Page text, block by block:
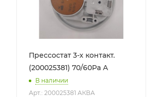
Прессостат 3-х контакт.
(200025381) 70/60Ра А
В наличии
Арт.: 200025381 АКВА